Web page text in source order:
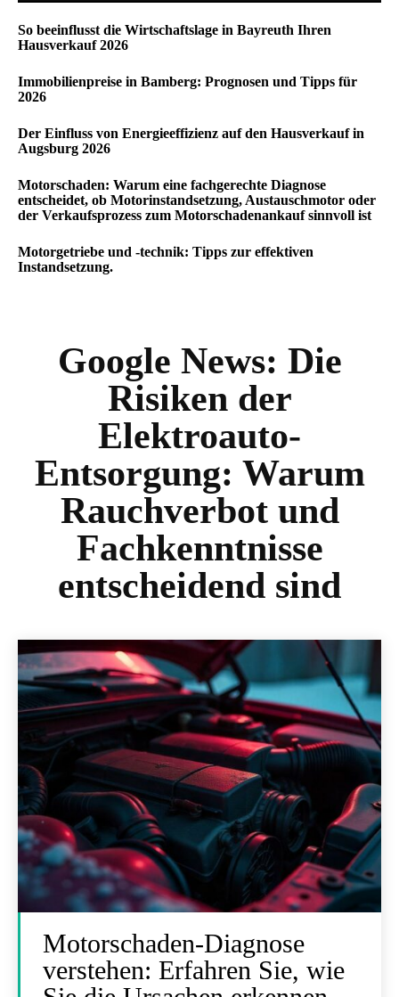
So beeinflusst die Wirtschaftslage in Bayreuth Ihren
Hausverkauf 2026
Immobilienpreise in Bamberg: Prognosen und Tipps für
2026
Der Einfluss von Energieeffizienz auf den Hausverkauf in
Augsburg 2026
Motorschaden: Warum eine fachgerechte Diagnose
entscheidet, ob Motorinstandsetzung, Austauschmotor oder
der Verkaufsprozess zum Motorschadenankauf sinnvoll ist
Motorgetriebe und -technik: Tipps zur effektiven
Instandsetzung.
Google News: Die
Risiken der
Elektroauto-
Entsorgung: Warum
Rauchverbot und
Fachkenntnisse
entscheidend sind
Motorschaden-Diagnose
verstehen: Erfahren Sie, wie